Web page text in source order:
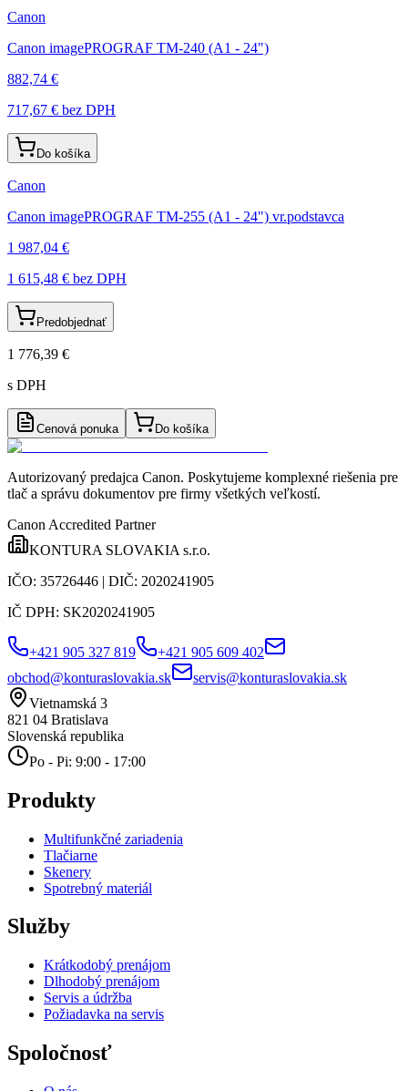
Canon
Canon imagePROGRAF TM-240 (A1 - 24")
882,74 €
717,67 € bez DPH
Do košíka
Canon
Canon imagePROGRAF TM-255 (A1 - 24") vr.podstavca
1 987,04 €
1 615,48 € bez DPH
Predobjednať
1 776,39 €
s DPH
Cenová ponuka Do košíka
Autorizovaný predajca Canon. Poskytujeme komplexné riešenia pre
tlač a správu dokumentov pre firmy všetkých veľkostí.
Canon Accredited Partner
KONTURA SLOVAKIA s.r.o.
IČO: 35726446 | DIČ: 2020241905
IČ DPH: SK2020241905
+421 905 327 819
+421 905 609 402
obchod@konturaslovakia.sk
servis@konturaslovakia.sk
Vietnamská 3
821 04 Bratislava
Slovenská republika
Po - Pi: 9:00 - 17:00
Produkty
Multifunkčné zariadenia
Tlačiarne
Skenery
Spotrebný materiál
Služby
Krátkodobý prenájom
Dlhodobý prenájom
Servis a údržba
Požiadavka na servis
Spoločnosť